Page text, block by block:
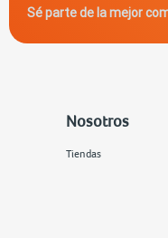
Sé parte de la mejor
Nosotros
Tiendas